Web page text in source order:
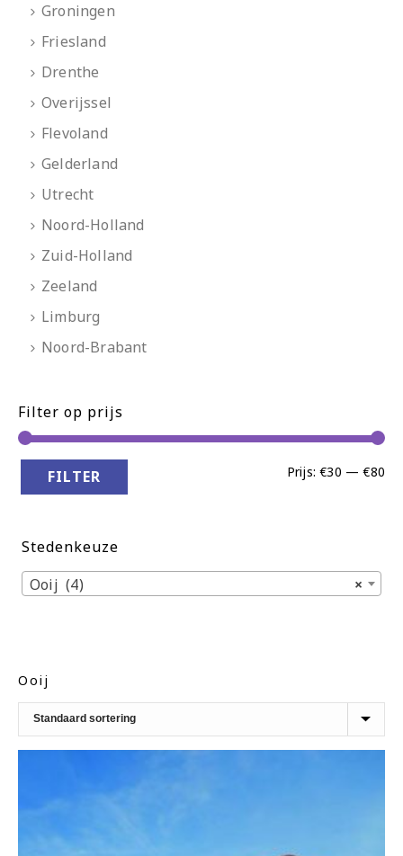
Ooij
Groningen
Friesland
Drenthe
Overijssel
Flevoland
Gelderland
Utrecht
Noord-Holland
Zuid-Holland
Zeeland
Limburg
Noord-Brabant
Filter op prijs
FILTER Prijs:€30 —€80
Stedenkeuze
×
Ooij (4)